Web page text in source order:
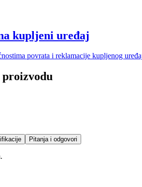
kupljeni uređaj
povrata i reklamacije kupljenog
Pitanja i odgovori